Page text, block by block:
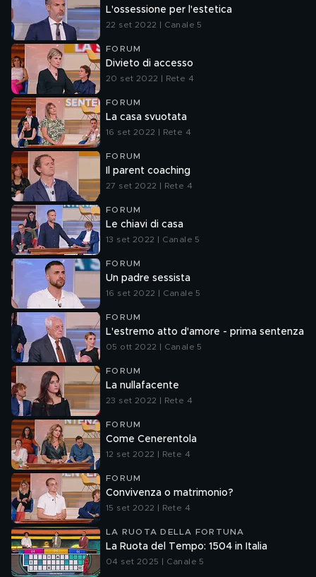
L'ossessione per l'estetica
22 set 2022 | Canale 5
FORUM
Divieto di accesso
20 set 2022 | Rete 4
FORUM
La casa svuotata
16 set 2022 | Rete 4
FORUM
Il parent coaching
27 set 2022 | Rete 4
FORUM
Le chiavi di casa
13 set 2022 | Canale 5
FORUM
Un padre sessista
16 set 2022 | Canale 5
FORUM
L'estremo atto d'amore - prima sentenza
05 ott 2022 | Canale 5
FORUM
La nullafacente
23 set 2022 | Rete 4
FORUM
Come Cenerentola
12 set 2022 | Rete 4
FORUM
Convivenza o matrimonio?
15 set 2022 | Rete 4
LA RUOTA DELLA FORTUNA
La Ruota del Tempo: 1504 in Italia
04 set 2025 | Canale 5